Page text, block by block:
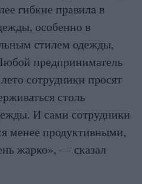
гибкие правила в
особенно в
стилем одежды,
предприниматель
сотрудники просят
столь
И сами сотрудники
менее продуктивными,
жарко», — сказал